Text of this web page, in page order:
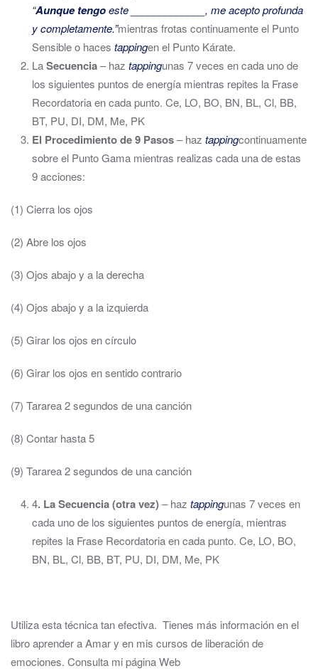
“Aunque tengoeste _____________, me acepto profunda
y completamente.”mientras frotas continuamente el Punto
Sensible o haces tappingen el Punto Kárate.
LaSecuencia– haz tappingunas 7 veces en cada uno de
los siguientes puntos de energía mientras repites la Frase
Recordatoria en cada punto. Ce, LO, BO, BN, BL, Cl, BB,
BT, PU, DI, DM, Me, PK
El Procedimiento de 9 Pasos– haz tappingcontinuamente
sobre el Punto Gama mientras realizas cada una de estas
9 acciones:
(1) Cierra los ojos
(2) Abre los ojos
(3) Ojos abajo y a la derecha
(4) Ojos abajo y a la izquierda
(5) Girar los ojos en círculo
(6) Girar los ojos en sentido contrario
(7) Tararea 2 segundos de una canción
(8) Contar hasta 5
(9) Tararea 2 segundos de una canción
4. La Secuencia (otra vez)– haz tappingunas 7 veces en
cada uno de los siguientes puntos de energía, mientras
repites la Frase Recordatoria en cada punto. Ce, LO, BO,
BN, BL, Cl, BB, BT, PU, DI, DM, Me, PK
Utiliza esta técnica tan efectiva. Tienes más información en el
libro aprender a Amar y en mis cursos de liberación de
emociones. Consulta mi página Web